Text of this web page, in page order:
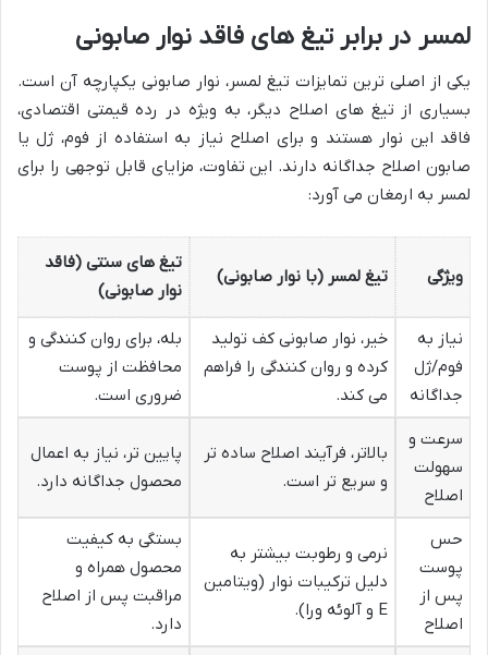
لمسر در برابر تیغ های فاقد نوار صابونی
یکی از اصلی ترین تمایزات تیغ لمسر، نوار صابونی یکپارچه آن است.
بسیاری از تیغ های اصلاح دیگر، به ویژه در رده قیمتی اقتصادی،
فاقد این نوار هستند و برای اصلاح نیاز به استفاده از فوم، ژل یا
صابون اصلاح جداگانه دارند. این تفاوت، مزایای قابل توجهی را برای
لمسر به ارمغان می آورد:
ویژگی تیغ لمسر (با نوار صابونی)
تیغ های سنتی (فاقد
نوار صابونی)
نیاز به
فوم/ژل
جداگانه
خیر، نوار صابونی کف تولید
کرده و روان کنندگی را فراهم
می کند.
بله، برای روان کنندگی و
محافظت از پوست
ضروری است.
سرعت و
سهولت
اصلاح
بالاتر، فرآیند اصلاح ساده تر
و سریع تر است.
پایین تر، نیاز به اعمال
محصول جداگانه دارد.
حس
پوست
پس از
اصلاح
نرمی و رطوبت بیشتر به
دلیل ترکیبات نوار (ویتامین
E و آلوئه ورا).
بستگی به کیفیت
محصول همراه و
مراقبت پس از اصلاح
دارد.